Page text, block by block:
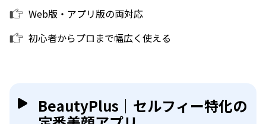
Web版・アプリ版の両対応
初心者からプロまで幅広く使える
BeautyPlus｜セルフィー特化の